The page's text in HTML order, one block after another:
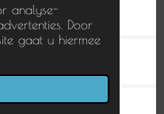
analyse-
Door
gaat u hiermee